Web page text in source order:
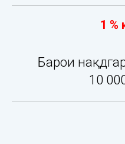
1 %
Барои
10